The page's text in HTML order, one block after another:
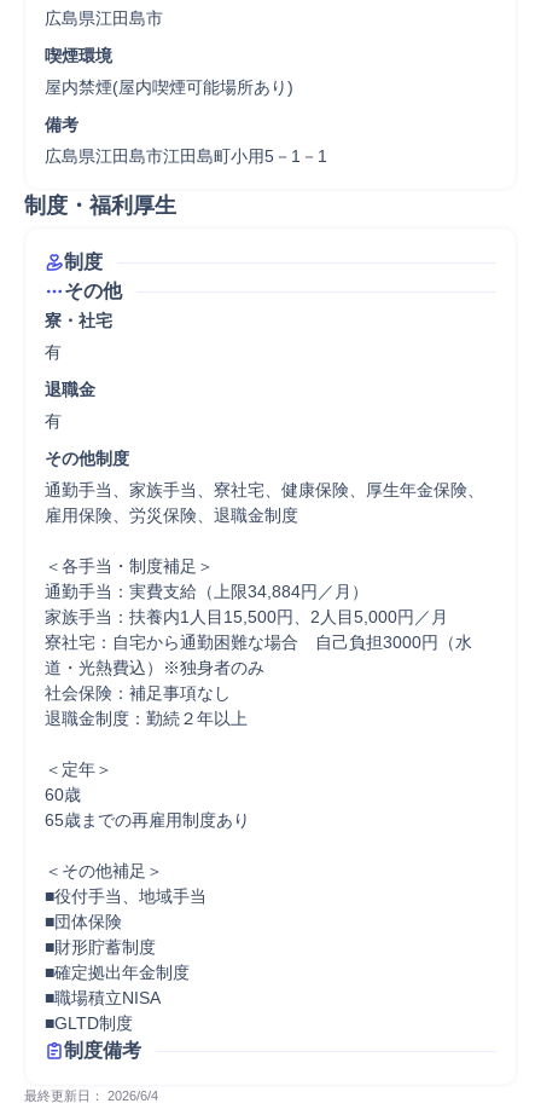
広島県江田島市
喫煙環境
屋内禁煙(屋内喫煙可能場所あり)
備考
広島県江田島市江田島町小用5－1－1
制度・福利厚生
制度
その他
寮・社宅
有
退職金
有
その他制度
通勤手当、家族手当、寮社宅、健康保険、厚生年金保険、
雇用保険、労災保険、退職金制度
＜各手当・制度補足＞
通勤手当：実費支給（上限34,884円／月）
家族手当：扶養内1人目15,500円、2人目5,000円／月
寮社宅：自宅から通勤困難な場合　自己負担3000円（水
道・光熱費込）※独身者のみ
社会保険：補足事項なし
退職金制度：勤続２年以上
＜定年＞
60歳
65歳までの再雇用制度あり
＜その他補足＞
■役付手当、地域手当
■団体保険
■財形貯蓄制度
■確定拠出年金制度
■職場積立NISA
■GLTD制度
制度備考
最終更新日： 2026/6/4